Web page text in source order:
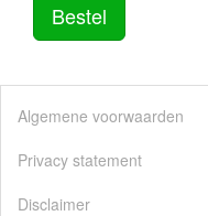
Bestel
Algemene voorwaarden
Privacy statement
Disclaimer